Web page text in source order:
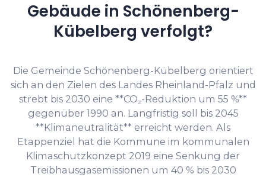
Gebäude in Schönenberg-
Kübelberg verfolgt?
Die Gemeinde Schönenberg-Kübelberg orientiert
sich an den Zielen des Landes Rheinland-Pfalz und
strebt bis 2030 eine **CO₂-Reduktion um 55 %**
gegenüber 1990 an. Langfristig soll bis 2045
**Klimaneutralität** erreicht werden. Als
Etappenziel hat die Kommune im kommunalen
Klimaschutzkonzept 2019 eine Senkung der
Treibhausgasemissionen um 40 % bis 2030